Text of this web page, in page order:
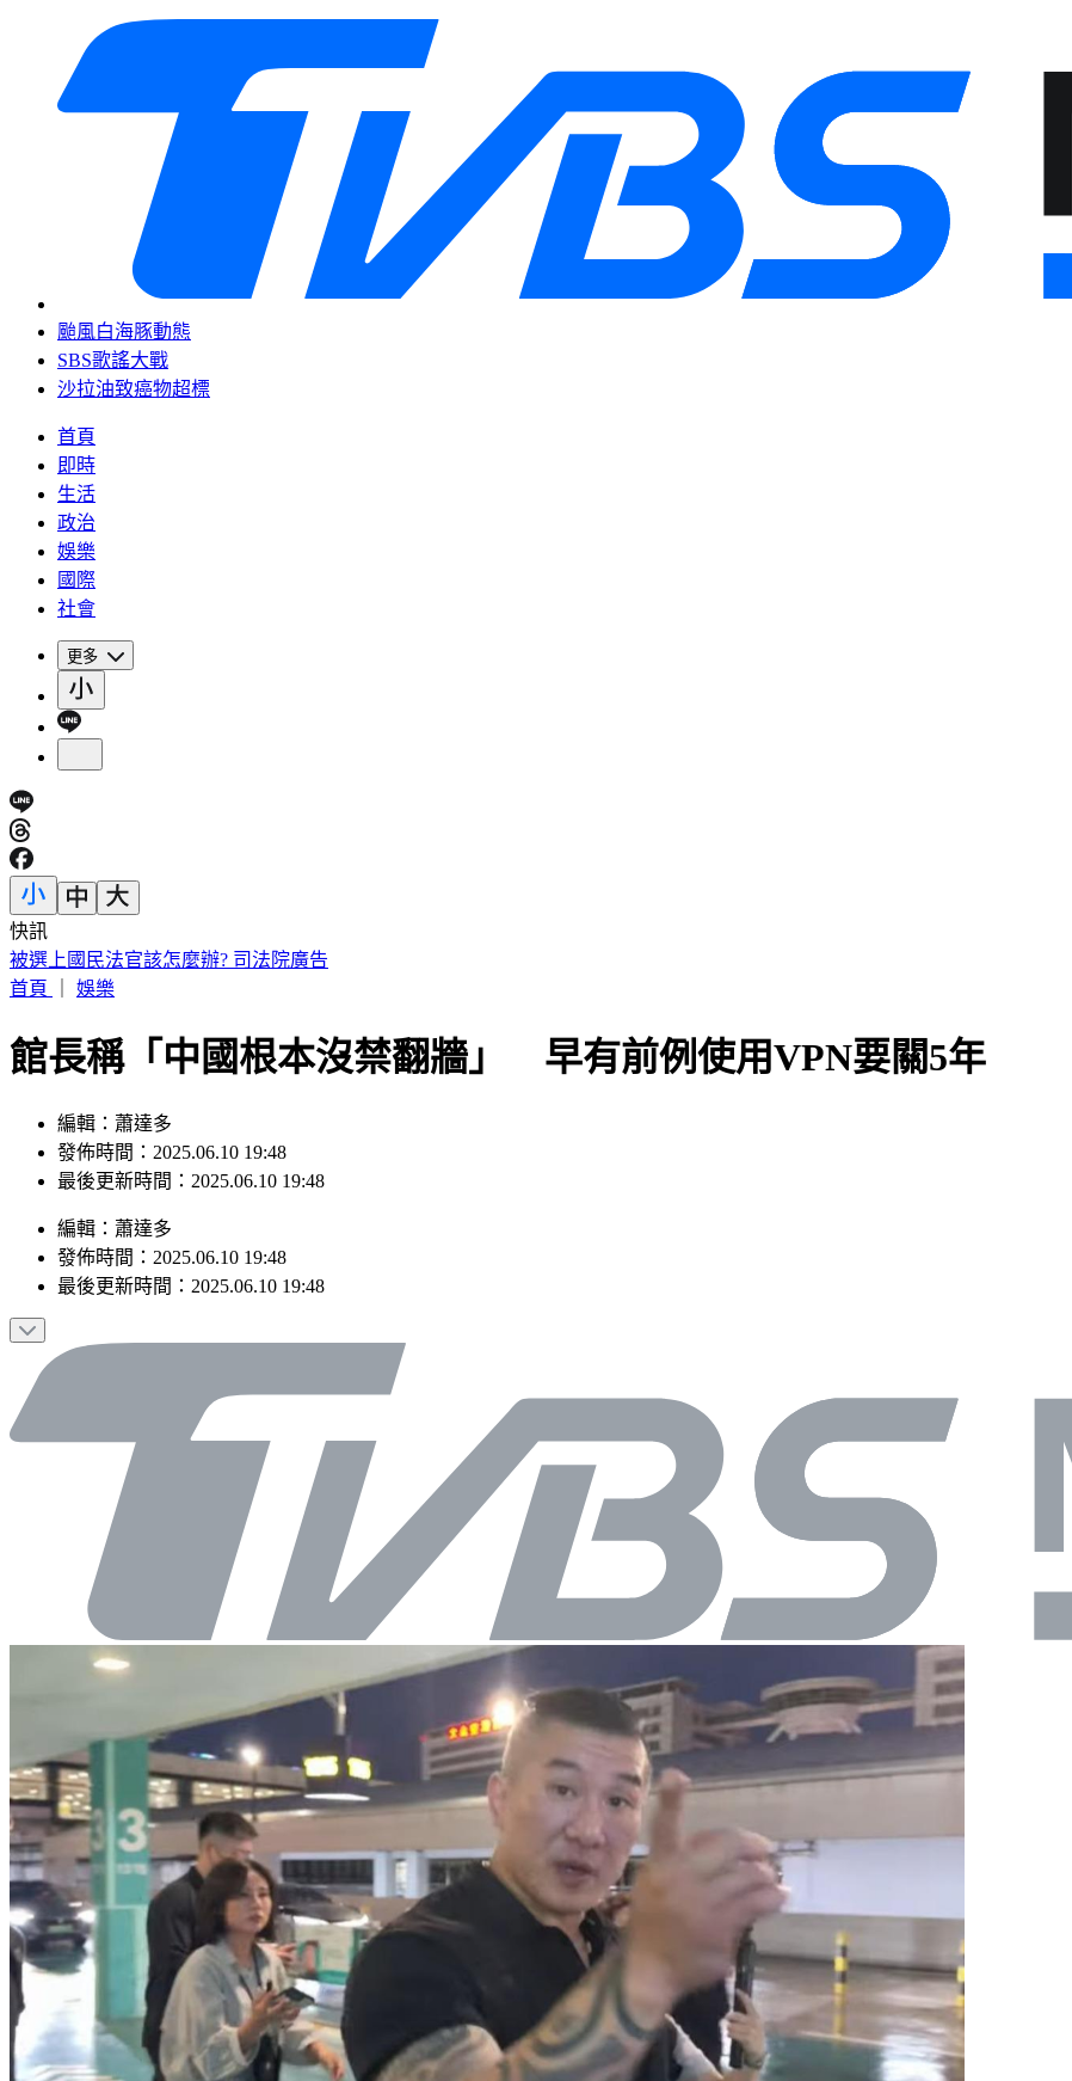
颱風白海豚動態
SBS歌謠大戰
沙拉油致癌物超標
首頁
即時
生活
政治
娛樂
國際
社會
更多
快訊
被選上國民法官該怎麼辦? 司法院廣告
首頁
娛樂
館長稱「中國根本沒禁翻牆」 早有前例使用VPN要關5年
編輯：蕭達多
發佈時間：2025.06.10 19:48
最後更新時間：2025.06.10 19:48
編輯 ： 蕭達多
發佈時間： 2025.06.10 19:48
最後更新時間： 2025.06.10 19:48